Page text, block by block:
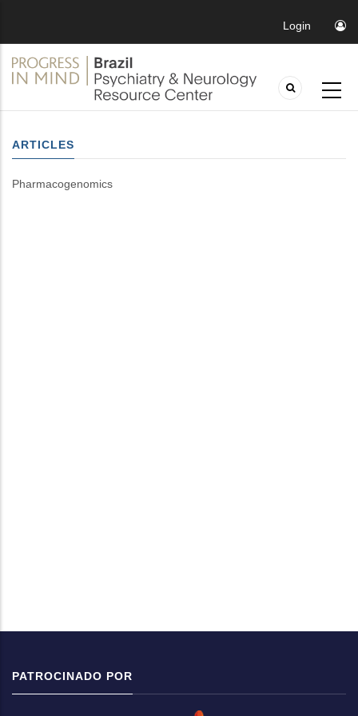
Login
ARTICLES
Pharmacogenomics
PATROCINADO POR